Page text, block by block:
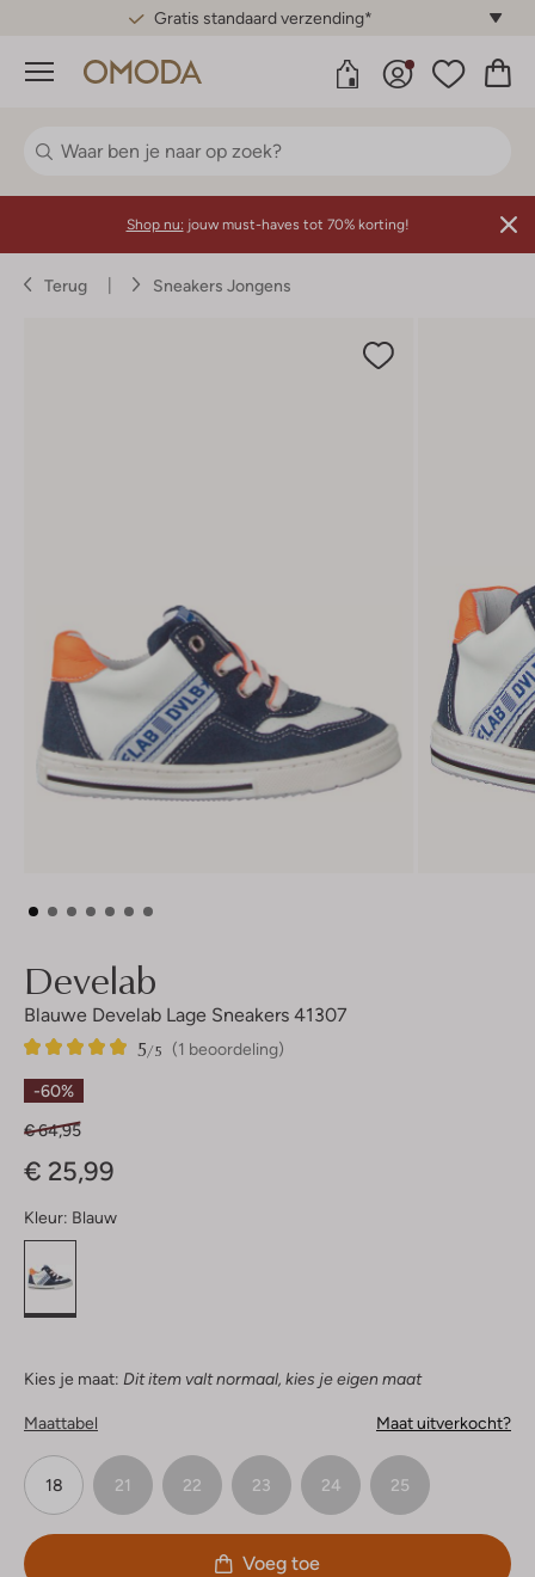
Gratis standaard verzending*
Menu
Shop nu: jouw must-haves tot 70% korting!
Terug Sneakers Jongens
Develab
Blauwe Develab Lage Sneakers 41307
(1 beoordeling)
5/5
1
5
Sterren
-60%
€ 64,95
€ 25,99
Kleur: Blauw
Kies je maat: Dit item valt normaal, kies je eigen maat
Maattabel Maat uitverkocht?
18 21 22 23 24 25
Voeg toe